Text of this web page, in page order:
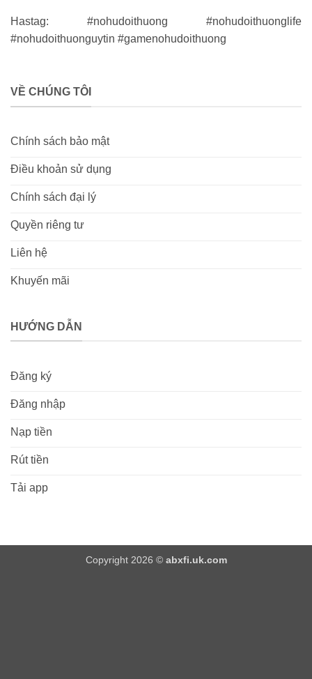
Hastag: #nohudoithuong #nohudoithuonglife
#nohudoithuonguytin #gamenohudoithuong
VỀ CHÚNG TÔI
Chính sách bảo mật
Điều khoản sử dụng
Chính sách đại lý
Quyền riêng tư
Liên hệ
Khuyến mãi
HƯỚNG DẪN
Đăng ký
Đăng nhập
Nạp tiền
Rút tiền
Tải app
Copyright 2026 © abxfi.uk.com